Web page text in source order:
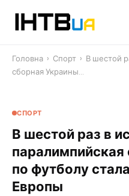
Головна › Спорт › В шестой
сборная Украины…
СПОРТ
В шестой раз в
по футболу
Европы